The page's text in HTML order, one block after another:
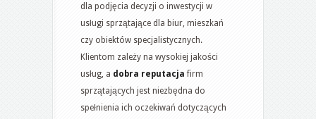
dla podjęcia decyzji o inwestycji w
usługi sprzątające dla biur, mieszkań
czy obiektów specjalistycznych.
Klientom zależy na wysokiej jakości
usług, a dobra reputacja firm
sprzątających jest niezbędna do
spełnienia ich oczekiwań dotyczących